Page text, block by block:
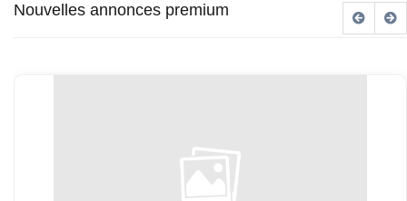
Nouvelles annonces premium